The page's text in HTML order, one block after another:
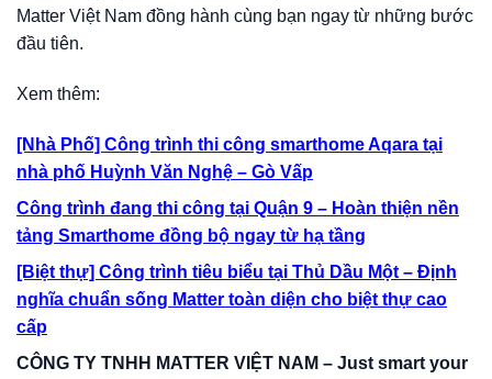
Matter Việt Nam đồng hành cùng bạn ngay từ những bước
đầu tiên.
Xem thêm:
[Nhà Phố] Công trình thi công smarthome Aqara tại
nhà phố Huỳnh Văn Nghệ – Gò Vấp
Công trình đang thi công tại Quận 9 – Hoàn thiện nền
tảng Smarthome đồng bộ ngay từ hạ tầng
[Biệt thự] Công trình tiêu biểu tại Thủ Dầu Một – Định
nghĩa chuẩn sống Matter toàn diện cho biệt thự cao
cấp
CÔNG TY TNHH MATTER VIỆT NAM – Just smart your